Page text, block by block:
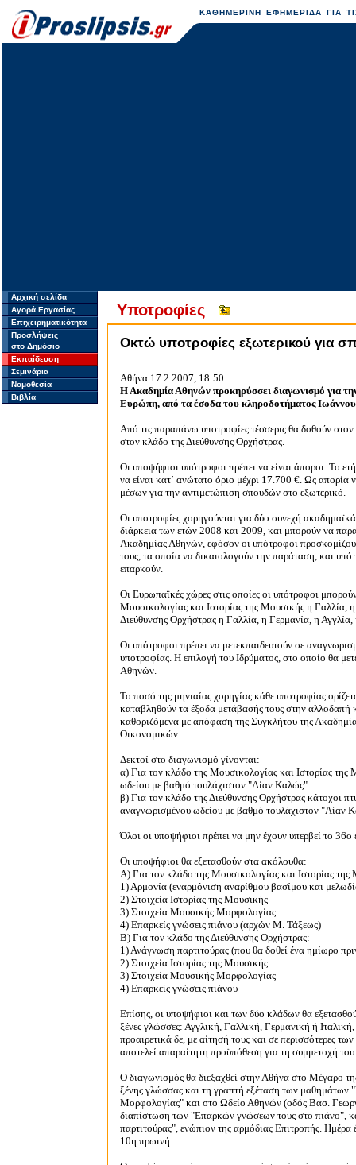
ΚΑΘΗΜΕΡΙΝΗ ΕΦΗΜΕΡΙΔΑ ΓΙΑ
Αρχική σελίδα
Αγορά Εργασίας
Επιχειρηματικότητα
Προσλήψεις
στο Δημόσιο
Εκπαίδευση
Σεμινάρια
Νομοθεσία
Βιβλία
Υποτροφίες
Οκτώ υποτροφίες εξωτερικού για
Αθήνα 17.2.2007, 18:50
Η Ακαδημία Αθηνών προκηρύσσει διαγωνισμό για
Ευρώπη, από τα έσοδα του κληροδοτήματος
Από τις παραπάνω υποτροφίες τέσσερις θα δοθούν
στον κλάδο της Διεύθυνσης Ορχήστρας.
Οι υποψήφιοι υπότροφοι πρέπει να είναι άποροι. Το
να είναι κατ΄ ανώτατο όριο μέχρι 17.700 €. Ως απορία
μέσων για την αντιμετώπιση σπουδών στο εξωτερικό.
Οι υποτροφίες χορηγούνται για δύο συνεχή
διάρκεια των ετών 2008 και 2009, και μπορούν να
Ακαδημίας Αθηνών, εφόσον οι υπότροφοι
τους, τα οποία να δικαιολογούν την παράταση, και
επαρκούν.
Οι Ευρωπαϊκές χώρες στις οποίες οι υπότροφοι
Μουσικολογίας και Ιστορίας της Μουσικής η Γαλλία,
Διεύθυνσης Ορχήστρας η Γαλλία, η Γερμανία, η Αγγλία,
Οι υπότροφοι πρέπει να μετεκπαιδευτούν σε
υποτροφίας. Η επιλογή του Ιδρύματος, στο οποίο θα
Αθηνών.
Το ποσό της μηνιαίας χορηγίας κάθε υποτροφίας
καταβληθούν τα έξοδα μετάβασής τους στην αλλοδαπή
καθοριζόμενα με απόφαση της Συγκλήτου της
Οικονομικών.
Δεκτοί στο διαγωνισμό γίνονται:
α) Για τον κλάδο της Μουσικολογίας και Ιστορίας
ωδείου με βαθμό τουλάχιστον "Λίαν Καλώς".
β) Για τον κλάδο της Διεύθυνσης Ορχήστρας κάτοχοι
αναγνωρισμένου ωδείου με βαθμό τουλάχιστον "Λίαν
Όλοι οι υποψήφιοι πρέπει να μην έχουν υπερβεί το 36ο
Oι υποψήφιοι θα εξετασθούν στα ακόλουθα:
Α) Για τον κλάδο της Μουσικολογίας και Ιστορίας
1) Αρμονία (εναρμόνιση αναρίθμου βασίμου και
2) Στοιχεία Ιστορίας της Μουσικής
3) Στοιχεία Μουσικής Μορφολογίας
4) Επαρκείς γνώσεις πιάνου (αρχών Μ. Τάξεως)
Β) Για τον κλάδο της Διεύθυνσης Ορχήστρας:
1) Ανάγνωση παρτιτούρας (που θα δοθεί ένα ημίωρο
2) Στοιχεία Ιστορίας της Μουσικής
3) Στοιχεία Μουσικής Μορφολογίας
4) Επαρκείς γνώσεις πιάνου
Επίσης, οι υποψήφιοι και των δύο κλάδων θα
ξένες γλώσσες: Αγγλική, Γαλλική, Γερμανική ή
προαιρετικά δε, με αίτησή τους και σε περισσότερες
αποτελεί απαραίτητη προϋπόθεση για τη συμμετοχή
Ο διαγωνισμός θα διεξαχθεί στην Αθήνα στο Μέγαρο
ξένης γλώσσας και τη γραπτή εξέταση των μαθημάτων
Μορφολογίας" και στο Ωδείο Αθηνών (οδός Βασ.
διαπίστωση των "Επαρκών γνώσεων τους στο πιάνο",
παρτιτούρας", ενώπιον της αρμόδιας Επιτροπής. Ημέρα
10η πρωινή.